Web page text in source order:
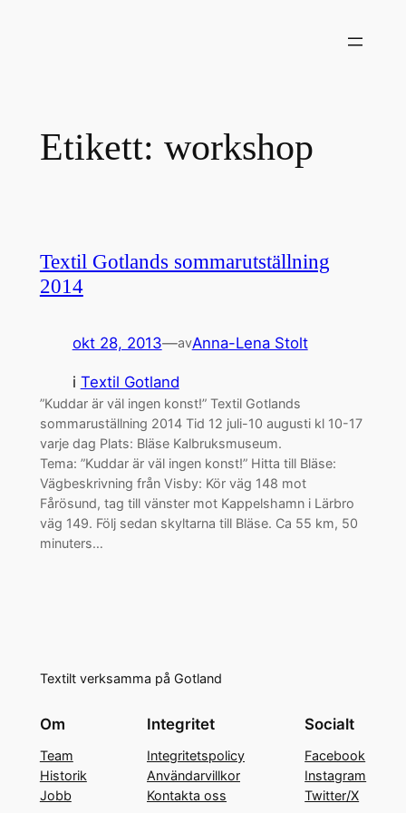
Etikett: workshop
Textil Gotlands sommarutställning
2014
okt 28, 2013—avAnna-Lena Stolt
i Textil Gotland
”Kuddar är väl ingen konst!” Textil Gotlands
sommaruställning 2014 Tid 12 juli-10 augusti kl 10-17
varje dag Plats: Bläse Kalbruksmuseum.
Tema: ”Kuddar är väl ingen konst!” Hitta till Bläse:
Vägbeskrivning från Visby: Kör väg 148 mot
Fårösund, tag till vänster mot Kappelshamn i Lärbro
väg 149. Följ sedan skyltarna till Bläse. Ca 55 km, 50
minuters…
Textilt verksamma på Gotland
Om
Team
Historik
Jobb
Integritet
Integritetspolicy
Användarvillkor
Kontakta oss
Socialt
Facebook
Instagram
Twitter/X